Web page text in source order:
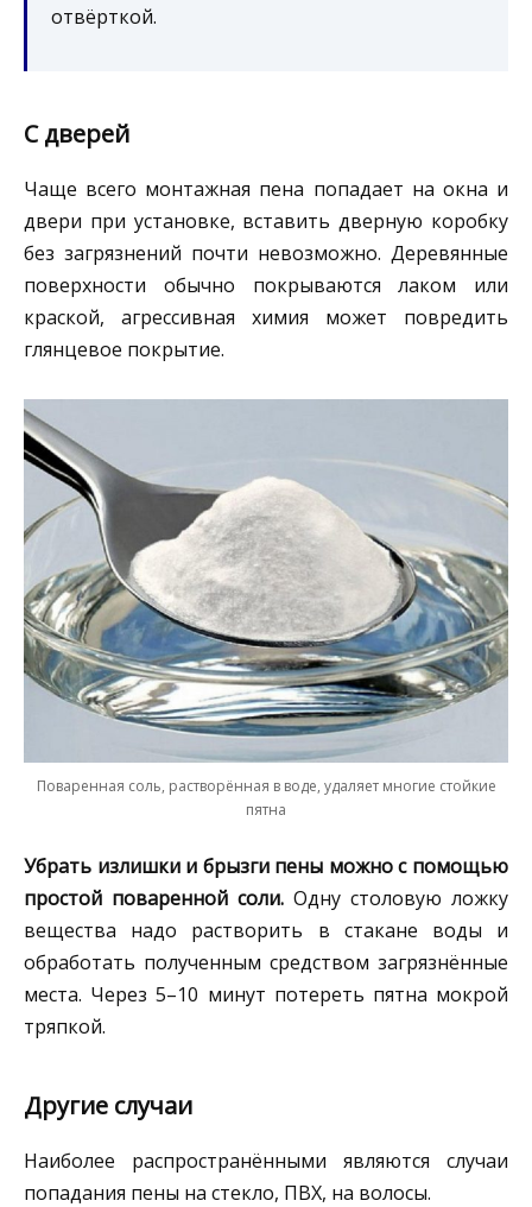
отвёрткой.
С дверей
Чаще всего монтажная пена попадает на окна и
двери при установке, вставить дверную коробку
без загрязнений почти невозможно. Деревянные
поверхности обычно покрываются лаком или
краской, агрессивная химия может повредить
глянцевое покрытие.
Поваренная соль, растворённая в воде, удаляет многие стойкие
пятна
Убрать излишки и брызги пены можно с помощью
простой поваренной соли. Одну столовую ложку
вещества надо растворить в стакане воды и
обработать полученным средством загрязнённые
места. Через 5–10 минут потереть пятна мокрой
тряпкой.
Другие случаи
Наиболее распространёнными являются случаи
попадания пены на стекло, ПВХ, на волосы.